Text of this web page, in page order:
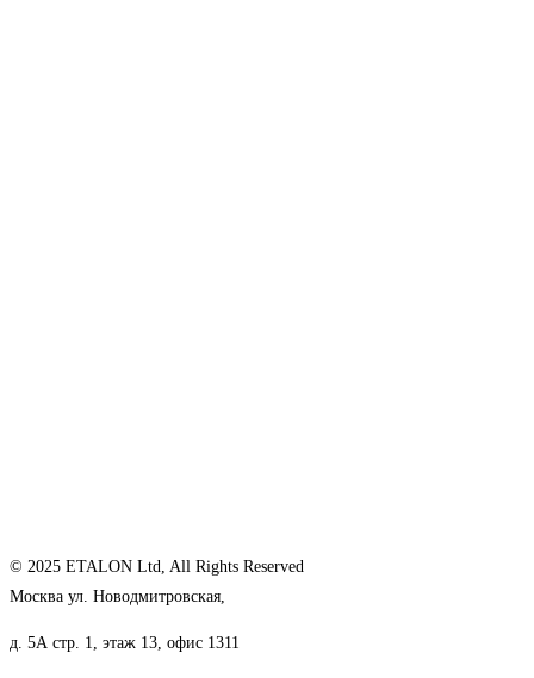
© 2025 ETALON Ltd, All Rights Reserved
Москва ул. Новодмитровская,
д. 5А стр. 1, этаж 13, офис 1311